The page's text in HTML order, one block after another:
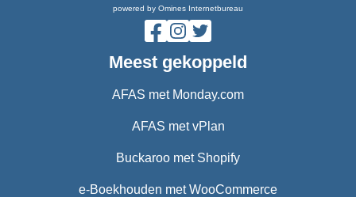
powered by Omines Internetbureau
Meest gekoppeld
AFAS met Monday.com
AFAS met vPlan
Buckaroo met Shopify
e-Boekhouden met WooCommerce